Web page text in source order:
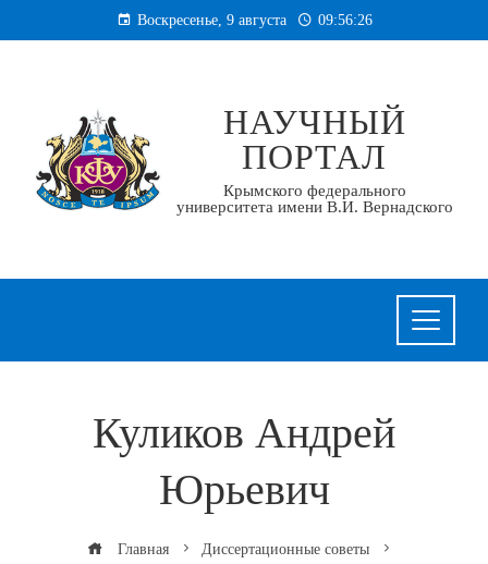
к
Воскресенье, 9 августа 09:56:27
НАУЧНЫЙ
ПОРТАЛ
Крымского федерального
университета имени В.И. Вернадского
Куликов Андрей
Юрьевич
Главная
Диссертационные советы